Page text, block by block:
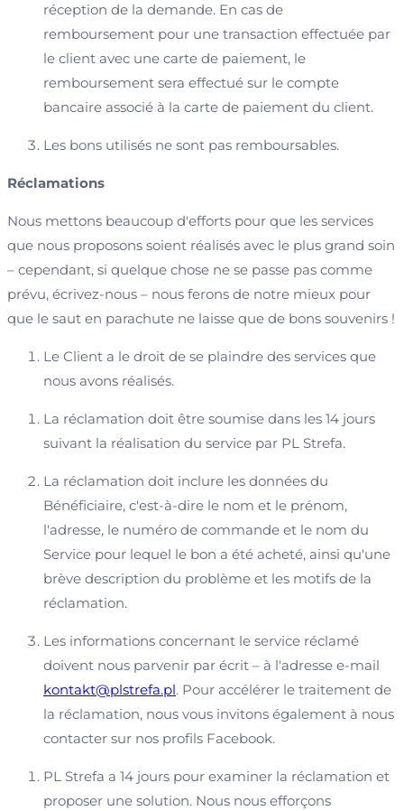
réception de la demande. En cas de
remboursement pour une transaction effectuée par
le client avec une carte de paiement, le
remboursement sera effectué sur le compte
bancaire associé à la carte de paiement du client.
Les bons utilisés ne sont pas remboursables.
Réclamations
Nous mettons beaucoup d'efforts pour que les services
que nous proposons soient réalisés avec le plus grand soin
– cependant, si quelque chose ne se passe pas comme
prévu, écrivez-nous – nous ferons de notre mieux pour
que le saut en parachute ne laisse que de bons souvenirs !
Le Client a le droit de se plaindre des services que
nous avons réalisés.
La réclamation doit être soumise dans les 14 jours
suivant la réalisation du service par PL Strefa.
La réclamation doit inclure les données du
Bénéficiaire, c'est-à-dire le nom et le prénom,
l'adresse, le numéro de commande et le nom du
Service pour lequel le bon a été acheté, ainsi qu'une
brève description du problème et les motifs de la
réclamation.
Les informations concernant le service réclamé
doivent nous parvenir par écrit – à l'adresse e-mail
kontakt@plstrefa.pl. Pour accélérer le traitement de
la réclamation, nous vous invitons également à nous
contacter sur nos profils Facebook.
PL Strefa a 14 jours pour examiner la réclamation et
proposer une solution. Nous nous efforçons